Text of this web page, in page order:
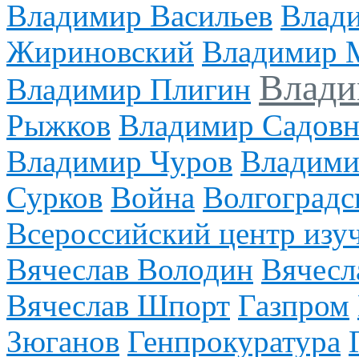
Владимир Васильев
Жириновский Владимир
Владимир Плигин
Рыжков Владимир
Владимир Чуров
Сурков Война
Всероссийский центр
Вячеслав Володин
Вячеслав Шпорт Газпром
Зюганов Генпрокуратура